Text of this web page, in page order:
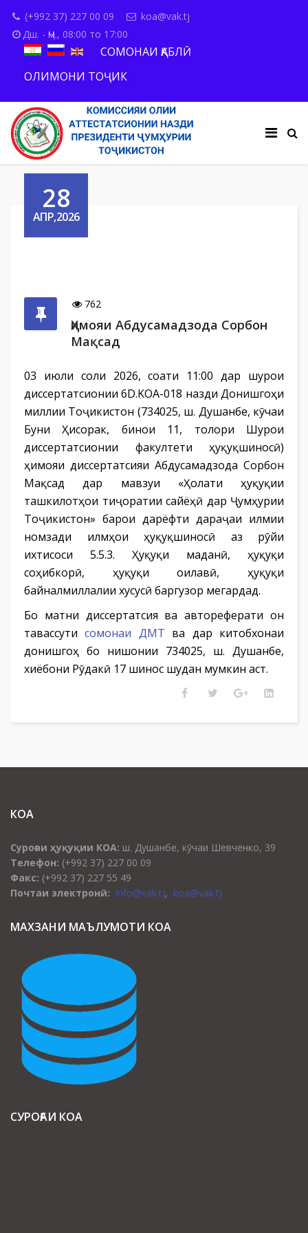
(+992 37) 227 00 09
koa@vak.tj
Дш. - Ҷм., 08:00 то 17:00
СОМОНАИ ҚАБЛӢ
ОЛИМОНИ ТОҶИК
28
АПР,2026
762
Ҳимояи Абдусамадзода Сорбон
Мақсад
03 июли соли 2026, соати 11:00 дар шурои
диссертатсионии 6D.KOA-018 назди Донишгоҳи
миллии Тоҷикистон (734025, ш. Душанбе, кӯчаи
Буни Ҳисорак, бинои 11, толори Шурои
диссертатсионии факултети ҳуқуқшиносӣ)
ҳимояи диссертатсияи Абдусамадзода Сорбон
Мақсад дар мавзуи «Ҳолати ҳуқуқии
ташкилотҳои тиҷоратии сайёҳӣ дар Ҷумҳурии
Тоҷикистон» барои дарёфти дараҷаи илмии
номзади илмҳои ҳуқуқшиносӣ аз рӯйи
ихтисоси 5.5.3. Ҳуқуқи маданӣ, ҳуқуқи
соҳибкорӣ, ҳуқуқи оилавӣ, ҳуқуқи
байналмиллалии хусусӣ баргузор мегардад.
Бо матни диссертатсия ва автореферати он
тавассути сомонаи ДМТ ва дар китобхонаи
донишгоҳ бо нишонии 734025, ш. Душанбе,
хиёбони Рӯдакӣ 17 шинос шудан мумкин аст.
КОА
Суроғаи ҳуқуқии КОА: ш. Душанбе, кӯчаи Шевченко, 39
Телефон: (+992 37) 227 00 09
Факс: (+992 37) 227 55 49
Почтаи электронӣ: info@vak.tj, koa@vak.tj
МАХЗАНИ МАЪЛУМОТИ КОА
СУРОҒАИ КОА